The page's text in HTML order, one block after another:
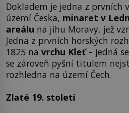
Dokladem je jedna z prvních
území Česka, minaret v
areálu na jihu Moravy, jež
Jedna z prvních horských
1825 na vrchu Kleť– jedná
se zároveň pyšní titulem
rozhledna na území Čech.
Zlaté 19. století